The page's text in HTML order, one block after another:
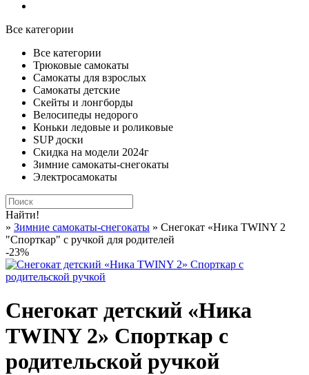
Все категории
Все категории
Трюковые самокаты
Самокаты для взрослых
Самокаты детские
Cкейты и лонгборды
Велосипеды недорого
Коньки ледовые и роликовые
SUP доски
Скидка на модели 2024г
Зимние самокаты-снегокаты
Электросамокаты
Найти!
» Зимние самокаты-снегокаты » Снегокат «Ника TWINY 2
"Спорткар" с ручкой для родителей
-23%
Снегокат детский «Ника
TWINY 2» Спорткар с
родительской ручкой